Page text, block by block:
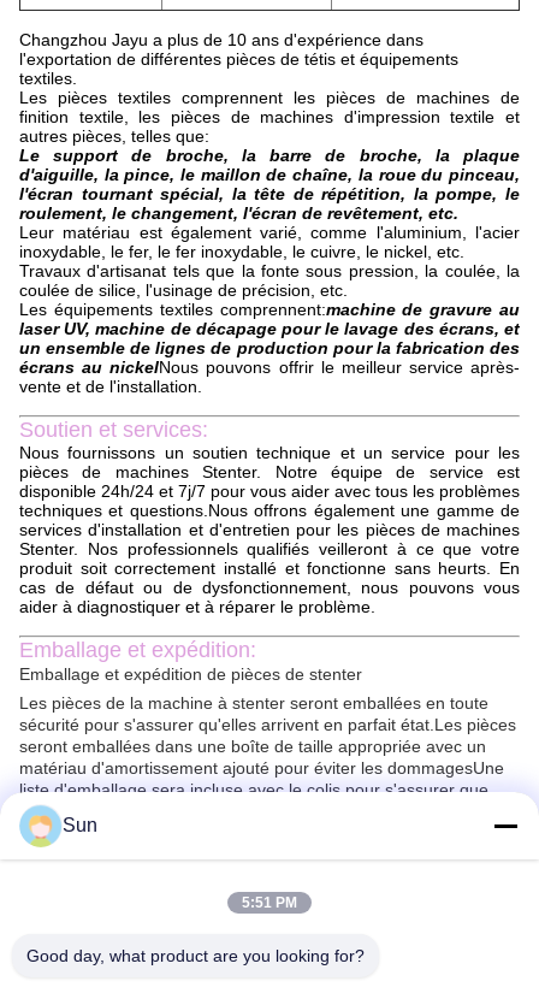
Changzhou Jayu a plus de 10 ans d'expérience dans
l'exportation de différentes pièces de tétis et équipements
textiles.
Les pièces textiles comprennent les pièces de machines de
finition textile, les pièces de machines d'impression textile et
autres pièces, telles que:
Le support de broche, la barre de broche, la plaque
d'aiguille, la pince, le maillon de chaîne, la roue du pinceau,
l'écran tournant spécial, la tête de répétition, la pompe, le
roulement, le changement, l'écran de revêtement, etc.
Leur matériau est également varié, comme l'aluminium, l'acier
inoxydable, le fer, le fer inoxydable, le cuivre, le nickel, etc.
Travaux d'artisanat tels que la fonte sous pression, la coulée, la
coulée de silice, l'usinage de précision, etc.
Les équipements textiles comprennent:machine de gravure au
laser UV, machine de décapage pour le lavage des écrans, et
un ensemble de lignes de production pour la fabrication des
écrans au nickelNous pouvons offrir le meilleur service après-
vente et de l'installation.
Soutien et services:
Nous fournissons un soutien technique et un service pour les
pièces de machines Stenter. Notre équipe de service est
disponible 24h/24 et 7j/7 pour vous aider avec tous les problèmes
techniques et questions.Nous offrons également une gamme de
services d'installation et d'entretien pour les pièces de machines
Stenter. Nos professionnels qualifiés veilleront à ce que votre
produit soit correctement installé et fonctionne sans heurts. En
cas de défaut ou de dysfonctionnement, nous pouvons vous
aider à diagnostiquer et à réparer le problème.
Emballage et expédition:
Emballage et expédition de pièces de stenter
Les pièces de la machine à stenter seront emballées en toute
sécurité pour s'assurer qu'elles arrivent en parfait état.Les pièces
seront emballées dans une boîte de taille appropriée avec un
matériau d'amortissement ajouté pour éviter les dommagesUne
liste d'emballage sera incluse avec le colis pour s'assurer que
toutes les pièces sont prises en compte.
Les pièces de la machine à stenter seront expédiées par un
courrier fiable. Tous les colis seront suivis et assurés pour
FAQ:
Sun
5:51 PM
Good day, what product are you looking for?